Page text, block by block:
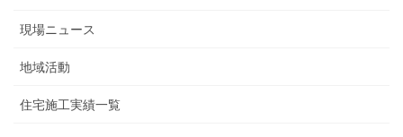
現場ニュース
地域活動
住宅施工実績一覧